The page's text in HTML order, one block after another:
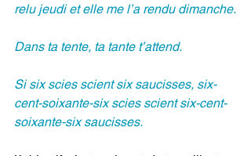
relu jeudi et elle me l’a rendu dimanche.
Dans ta tente, ta tante t’attend.
Si six scies scient six saucisses, six-
cent-soixante-six scies scient six-cent-
soixante-six saucisses.